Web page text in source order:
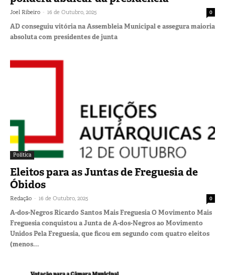
Joel Ribeiro - 16 de Outubro, 2025 0
AD conseguiu vitória na Assembleia Municipal e assegura maioria
absoluta com presidentes de junta
Política
Eleitos para as Juntas de Freguesia de
Óbidos
Redação - 16 de Outubro, 2025 0
A-dos-Negros Ricardo Santos Mais Freguesia O Movimento Mais
Freguesia conquistou a Junta de A-dos-Negros ao Movimento
Unidos Pela Freguesia, que ficou em segundo com quatro eleitos
(menos...